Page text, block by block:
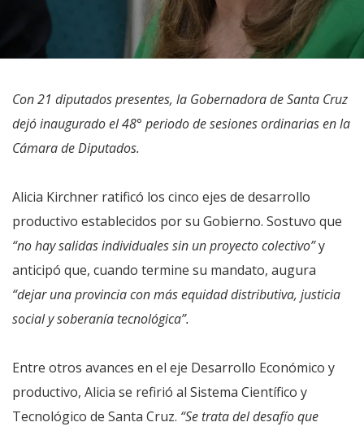
Con 21 diputados presentes, la Gobernadora de Santa Cruz
dejó inaugurado el 48° periodo de sesiones ordinarias en la
Cámara de Diputados.
Alicia Kirchner ratificó los cinco ejes de desarrollo
productivo establecidos por su Gobierno. Sostuvo que
“no hay salidas individuales sin un proyecto colectivo”y
anticipó que, cuando termine su mandato, augura
“dejar una provincia con más equidad distributiva, justicia
social y soberanía tecnológica”.
Entre otros avances en el eje Desarrollo Económico y
productivo, Alicia se refirió al Sistema Científico y
Tecnológico de Santa Cruz. “Se trata del desafío que